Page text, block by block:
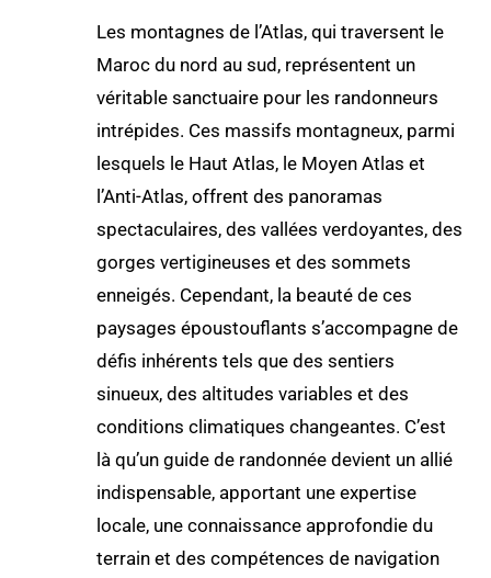
Les montagnes de l’Atlas, qui traversent le
Maroc du nord au sud, représentent un
véritable sanctuaire pour les randonneurs
intrépides. Ces massifs montagneux, parmi
lesquels le Haut Atlas, le Moyen Atlas et
l’Anti-Atlas, offrent des panoramas
spectaculaires, des vallées verdoyantes, des
gorges vertigineuses et des sommets
enneigés. Cependant, la beauté de ces
paysages époustouflants s’accompagne de
défis inhérents tels que des sentiers
sinueux, des altitudes variables et des
conditions climatiques changeantes. C’est
là qu’un guide de randonnée devient un allié
indispensable, apportant une expertise
locale, une connaissance approfondie du
terrain et des compétences de navigation